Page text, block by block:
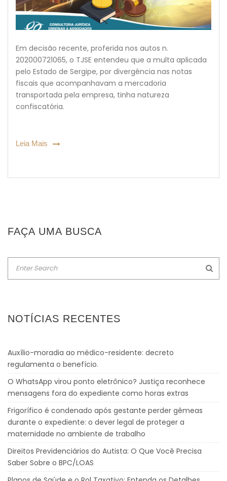
Em decisão recente, proferida nos autos n.
202000721065, o TJSE entendeu que a multa aplicada
pelo Estado de Sergipe, por divergência nas notas
fiscais que acompanhavam a mercadoria
transportada pela empresa, tinha natureza
confiscatória.
Leia Mais
FAÇA UMA BUSCA
NOTÍCIAS RECENTES
Auxílio-moradia ao médico-residente: decreto
regulamenta o benefício.
O WhatsApp virou ponto eletrônico? Justiça reconhece
mensagens fora do expediente como horas extras
Frigorífico é condenado após gestante perder gêmeas
durante o expediente: o dever legal de proteger a
maternidade no ambiente de trabalho
Direitos Previdenciários do Autista: O Que Você Precisa
Saber Sobre o BPC/LOAS